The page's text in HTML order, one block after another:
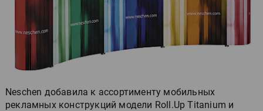
Neschen добавила к ассортименту мобильных
рекламных конструкций модели Roll.Up Titanium и